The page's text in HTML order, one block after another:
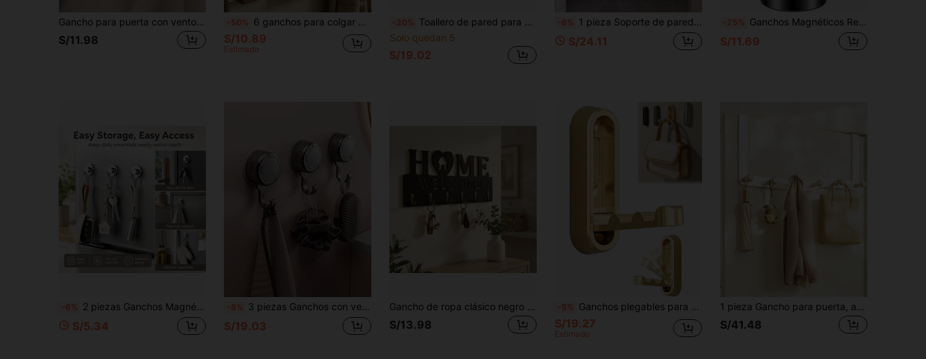
Gancho para puerta con ventosa fuerte sin necesidad de taladrar, de uso pesado, adecuado para entrada y ganchos de almacenamiento de abrigos
S/11.98
-50% 6 ganchos para colgar en la pared, sin necesidad de perforar, montado con ventosa, fácil instalación. Adecuado para almacenar ropa, toallas, batas de baño, artículos pequeños en el baño, dormitorio, lavandería, sala de estar, entrada. Color negro para Navidad y Halloween, set esencial de 5 piezas para organizar el hogar.
S/10.89
Estimado
-20% Toallero de pared para baño con ventosa, sin necesidad de taladrar, de alta resistencia
Solo quedan 5
S/19.02
-6% 1 pieza Soporte de pared de aluminio con 4 clips y 5 ganchos para fregona, estante para escoba, estante de almacenamiento, soporte para fregona sin taladro, adecuado para baño y balcón
S/24.11
-25% Ganchos Magnéticos Resistentes 50Lbs Imán de Neodimio Negro Fuerte con Gancho para Colgar Instalación Fácil Sin Necesidad de Taladrar Ganchos Magnéticos Super Potentes Ganchos Industriales de Fuerza Extra Adecuados para Refrigerador Lugar de Trabajo Escuela Hogar Accesorios de Organización
S/11.69
-6% 2 piezas Ganchos Magnéticos, Ganchos Adhesivos Resistentes y Fuertes para Colgar en la Puerta Lateral del Refrigerador, Pared Trasera, Organización y Almacenamiento del Hogar y la Cocina
S/5.34
-8% 3 piezas Ganchos con ventosa fuerte - Adecuados para la organización del baño y el dormitorio - Resistentes y estables, sin necesidad de perforación, instalación fácil, alta capacidad de carga, ganchos de almacenamiento de pared multifuncionales
S/19.03
Gancho de ropa clásico negro con forma de CASA para puerta, soporte de pared 2D de madera para almacenamiento, estante de llaves montado en la pared, decoración de pared, almacenamiento de baño, decoración de hogar moderna y de moda para fiestas - Adecuado para sala de estar, dormitorio, pasillo, oficina y otras áreas generales
S/13.98
-5% Ganchos plegables para pared, ahorradores de espacio, ganchos plegables modernos para pared, ganchos para abrigos, ganchos colgantes para puerta y baño, adecuados para colgar toallas, abrigos, bolsas, escobas, sin necesidad de taladrar, montaje adhesivo, ganchos de ducha para uso en el baño, artículos esenciales para la organización del hogar
S/19.27
Estimado
1 pieza Gancho para puerta, armario, gancho montado en la puerta del baño, puede colgar varios tableros de puerta, ropa, sombreros, gancho de almacenamiento en la parte posterior de la puerta
S/41.48
%DE
DESCUENTO
Pedidos de
Cupón de producto
Por tiempo limitado